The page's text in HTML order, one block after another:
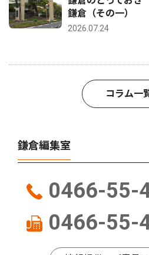
鎌倉（その一）
2026.07.24
コラム一
鎌倉編集室
0466-55-
0466-55-